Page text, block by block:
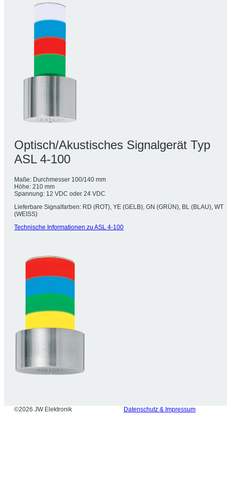
Optisch/Akustisches Signalgerät Typ
ASL 4-100
Maße: Durchmesser 100/140 mm
Höhe: 210 mm
Spannung: 12 VDC oder 24 VDC
Lieferbare Signalfarben: RD (ROT), YE (GELB), GN (GRÜN), BL (BLAU), WT
(WEISS)
Technische Informationen zu ASL 4-100
©2026 JW Elektronik Datenschutz & Impressum